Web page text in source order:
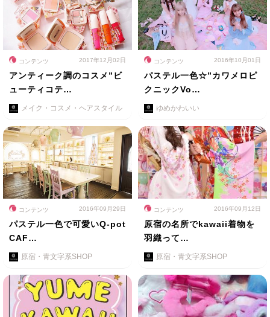
コンテンツ 2017年12月02日
アンティーク調のコスメ”ビ
ューティコテ…
メイク・コスメ・ヘアスタイル
コンテンツ 2016年10月01日
パステル一色☆”カワメロピ
クニックVo…
ゆめかわいい
コンテンツ 2016年09月29日
パステル一色で可愛いQ-pot
CAF…
原宿・青文字系SHOP
コンテンツ 2016年09月12日
原宿の名所でkawaii着物を
羽織って…
原宿・青文字系SHOP